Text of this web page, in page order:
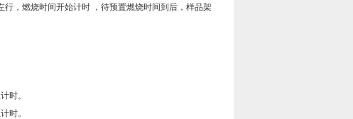
，燃烧时间开始计时 ，待预置燃烧时间到后，样品架
时。
时。